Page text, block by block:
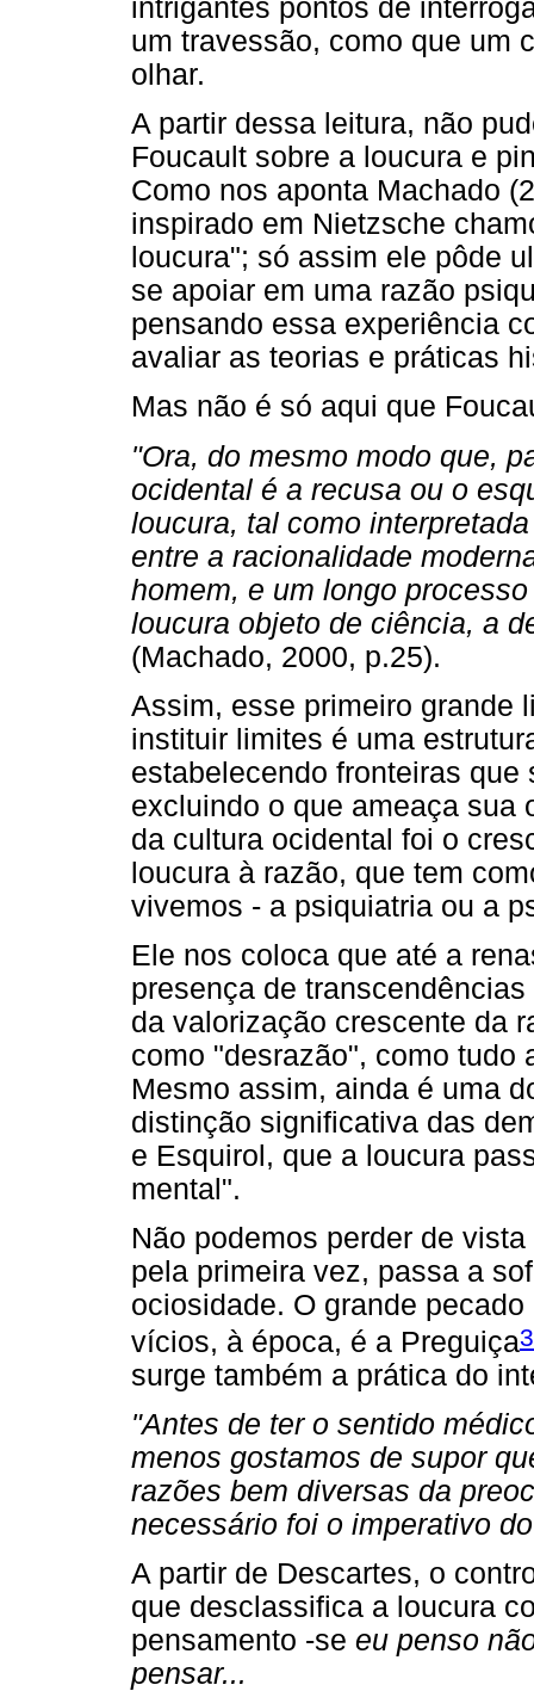
intrigantes pontos de
um travessão, como que um
olhar.
A partir dessa leitura, não
Foucault sobre a loucura e
Como nos aponta Machado
inspirado em Nietzsche
loucura"; só assim ele pôde
se apoiar em uma razão
pensando essa experiência
avaliar as teorias e práticas
Mas não é só aqui que
"Ora, do mesmo modo que,
ocidental é a recusa ou o
loucura, tal como
entre a racionalidade
homem, e um longo
loucura objeto de ciência, a
(Machado, 2000, p.25).
Assim, esse primeiro grande
instituir limites é uma
estabelecendo fronteiras
excluindo o que ameaça sua
da cultura ocidental foi o
loucura à razão, que tem
vivemos - a psiquiatria ou a
Ele nos coloca que até a
presença de
da valorização crescente da
como "desrazão", como tudo
Mesmo assim, ainda é uma
distinção significativa das
e Esquirol, que a loucura
mental".
Não podemos perder de
pela primeira vez, passa a
ociosidade. O grande
vícios, à época, é a Preguiça3
surge também a prática do
"Antes de ter o sentido
menos gostamos de supor
razões bem diversas da
necessário foi o imperativo
A partir de Descartes, o
que desclassifica a loucura
pensamento -se eu penso
pensar...